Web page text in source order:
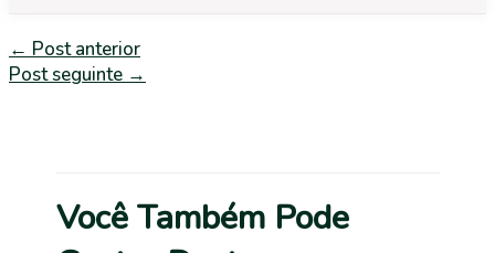
← Post anterior
Post seguinte →
Você Também Pode